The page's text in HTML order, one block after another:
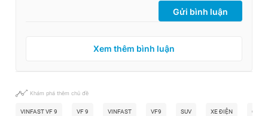
Gửi bình luận
Xem thêm bình luận
Khám phá thêm chủ đề
VINFAST VF 9 VF 9 VINFAST VF9 SUV XE ĐIỆN Ô TÔ